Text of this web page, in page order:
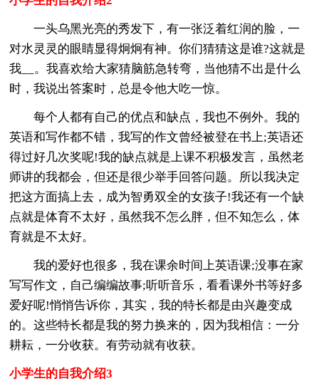
一头乌黑光亮的秀发下，有一张泛着红润的脸，一
对水灵灵的眼睛显得炯炯有神。你们猜猜这是谁?这就是
我__。我喜欢给大家猜脑筋急转弯，当他猜不出是什么
时，我说出答案时，总是令他大吃一惊。
每个人都有自己的优点和缺点，我也不例外。我的
英语和写作都不错，我写的作文曾经被登在书上;英语还
得过好几次奖呢!我的缺点就是上课不积极发言，虽然老
师讲的我都会，但还是很少举手回答问题。所以我决定
把这方面搞上去，成为智勇双全的女孩子!我还有一个缺
点就是体育不太好，虽然我不怎么胖，但不知怎么，体
育就是不太好。
我的爱好也很多，我在课余时间上英语课;没事在家
写写作文，自己编编故事;听听音乐，看看课外书等好多
爱好呢!悄悄告诉你，其实，我的特长都是由兴趣变成
的。这些特长都是我的努力换来的，因为我相信：一分
耕耘，一分收获。有劳动就有收获。
小学生的自我介绍3